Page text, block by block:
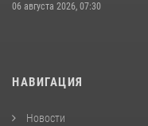
06 августа 2026, 07:30
НАВИГАЦИЯ
Новости